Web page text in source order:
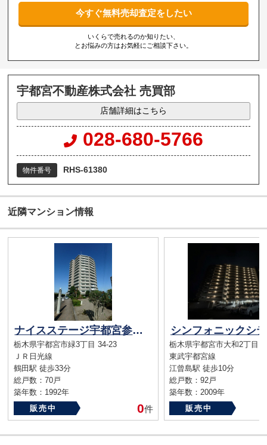
今すぐ無料売却査定をしたい
いくらで売れるのか知りたい、
とお悩みの方はお気軽にご相談下さい。
宇都宮不動産株式会社 売買部
店舗詳細はこちら
028-680-5766
物件番号 RHS-61380
近隣マンション情報
ナイスステージ宇都宮参番館
栃木県宇都宮市緑3丁目 34-23
ＪＲ日光線
鶴田駅 徒歩33分
総戸数：70戸
築年数：1992年
販売中
0件
栃木県宇都宮市大和2丁目
東武宇都宮線
江曾島駅 徒歩10分
総戸数：92戸
築年数：2009年
販売中